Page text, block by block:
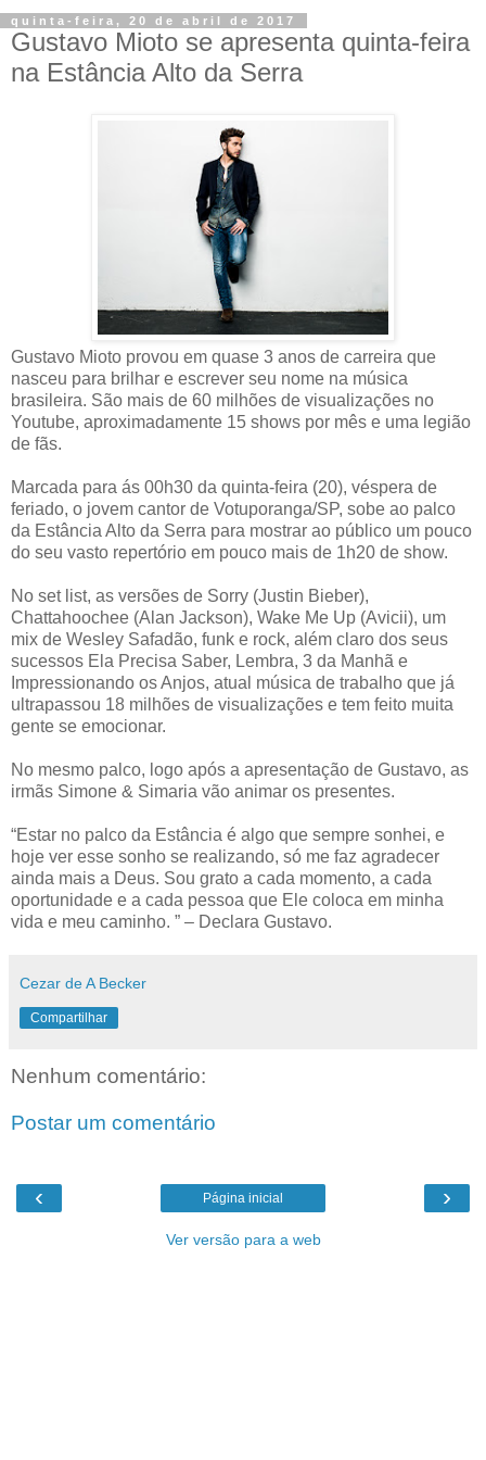
quinta-feira, 20 de abril de 2017
Gustavo Mioto se apresenta quinta-feira
na Estância Alto da Serra
Gustavo Mioto provou em quase 3 anos de carreira que
nasceu para brilhar e escrever seu nome na música
brasileira. São mais de 60 milhões de visualizações no
Youtube, aproximadamente 15 shows por mês e uma legião
de fãs.
Marcada para ás 00h30 da quinta-feira (20), véspera de
feriado, o jovem cantor de Votuporanga/SP, sobe ao palco
da Estância Alto da Serra para mostrar ao público um pouco
do seu vasto repertório em pouco mais de 1h20 de show.
No set list, as versões de Sorry (Justin Bieber),
Chattahoochee (Alan Jackson), Wake Me Up (Avicii), um
mix de Wesley Safadão, funk e rock, além claro dos seus
sucessos Ela Precisa Saber, Lembra, 3 da Manhã e
Impressionando os Anjos, atual música de trabalho que já
ultrapassou 18 milhões de visualizações e tem feito muita
gente se emocionar.
No mesmo palco, logo após a apresentação de Gustavo, as
irmãs Simone & Simaria vão animar os presentes.
“Estar no palco da Estância é algo que sempre sonhei, e
hoje ver esse sonho se realizando, só me faz agradecer
ainda mais a Deus. Sou grato a cada momento, a cada
oportunidade e a cada pessoa que Ele coloca em minha
vida e meu caminho. ” – Declara Gustavo.
Cezar de A Becker
Compartilhar
Nenhum comentário:
Postar um comentário
‹ ›
Página inicial
Ver versão para a web